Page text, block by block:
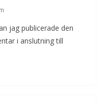
jag publicerade den
i anslutning till